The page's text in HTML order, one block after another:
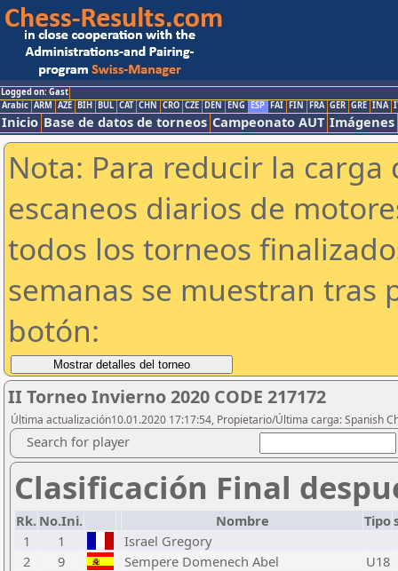
Logged on: Gast
Arabic ARM AZE BIH BUL CAT CHN CRO CZE DEN ENG ESP FAI FIN FRA GER GRE INA
Inicio Base de datos de torneos Campeonato AUT Imágenes
Nota: Para reducir la
escaneos diarios de
todos los torneos
semanas se muestran tras
botón:
II Torneo Invierno 2020 CODE 217172
Última actualización10.01.2020 17:17:54, Propietario/Última carga: Spanish
Search for player
Clasificación Final
Rk. No.Ini. Nombre Tipo
1
1
Israel Gregory
2
9 Sempere Domenech Abel
U18